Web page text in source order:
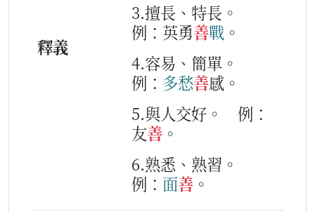
釋義
3.擅長、特長。
例：英勇善戰 。
4.容易、簡單。
例： 多愁善感。
5.與人交好。
例：
友善 。
6.熟悉、熟習。
例： 面善 。